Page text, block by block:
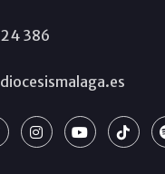
386